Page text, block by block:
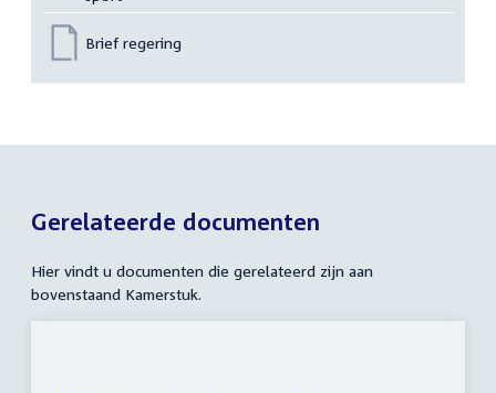
Brief regering
Gerelateerde documenten
Hier vindt u documenten die gerelateerd zijn aan
bovenstaand Kamerstuk.